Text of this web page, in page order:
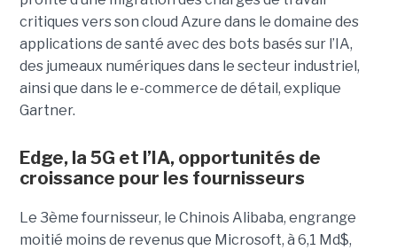
critiques vers son cloud Azure dans le domaine des
applications de santé avec des bots basés sur l’IA,
des jumeaux numériques dans le secteur industriel,
ainsi que dans le e-commerce de détail, explique
Gartner.
Edge, la 5G et l’IA, opportunités de
croissance pour les fournisseurs
Le 3ème fournisseur, le Chinois Alibaba, engrange
moitié moins de revenus que Microsoft, à 6,1 Md$,